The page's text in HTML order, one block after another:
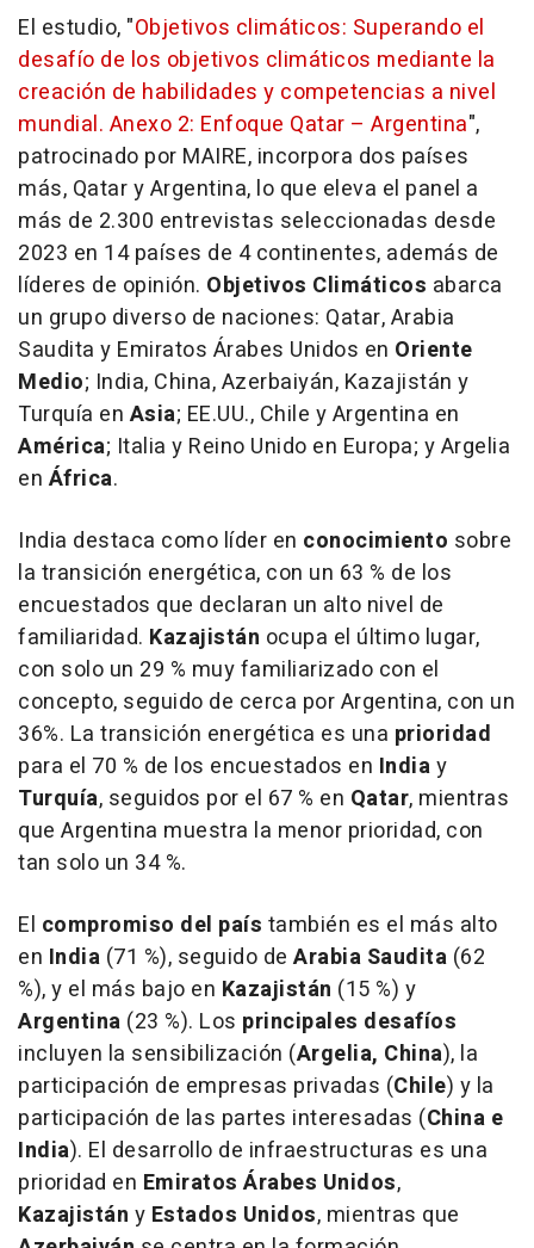
El estudio, "Objetivos climáticos: Superando el
desafío de los objetivos climáticos mediante la
creación de habilidades y competencias a nivel
mundial. Anexo 2: Enfoque Qatar – Argentina",
patrocinado por MAIRE, incorpora dos países
más, Qatar y Argentina, lo que eleva el panel a
más de 2.300 entrevistas seleccionadas desde
2023 en 14 países de 4 continentes, además de
líderes de opinión. Objetivos Climáticos abarca
un grupo diverso de naciones: Qatar, Arabia
Saudita y Emiratos Árabes Unidos en Oriente
Medio; India, China, Azerbaiyán, Kazajistán y
Turquía en Asia; EE.UU., Chile y Argentina en
América; Italia y Reino Unido en Europa; y Argelia
en África.
India destaca como líder en conocimiento sobre
la transición energética, con un 63 % de los
encuestados que declaran un alto nivel de
familiaridad. Kazajistán ocupa el último lugar,
con solo un 29 % muy familiarizado con el
concepto, seguido de cerca por Argentina, con un
36%. La transición energética es una prioridad
para el 70 % de los encuestados en Indiay
Turquía, seguidos por el 67 % en Qatar, mientras
que Argentina muestra la menor prioridad, con
tan solo un 34 %.
El compromiso del país también es el más alto
en India (71 %), seguido de Arabia Saudita (62
%), y el más bajo en Kazajistán (15 %) y
Argentina (23 %). Los principales desafíos
incluyen la sensibilización (Argelia, China), la
participación de empresas privadas (Chile) y la
participación de las partes interesadas (China e
India). El desarrollo de infraestructuras es una
prioridad en Emiratos Árabes Unidos,
Kazajistán y Estados Unidos, mientras que